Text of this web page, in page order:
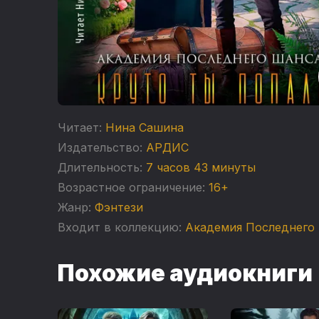
Читает: Нина Сашина
Издательство: АРДИС
Длительность: 7 часов 43 минуты
Возрастное ограничение: 16+
Жанр: Фэнтези
Входит в коллекцию: Академия
Похожие аудиокниги